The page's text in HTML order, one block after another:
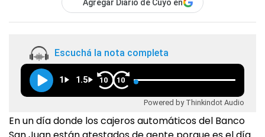
Agregar Diario de Cuyo en
Escuchá la nota completa
1 1.5 10 10
Powered by Thinkindot Audio
En un día donde los cajeros automáticos del Banco